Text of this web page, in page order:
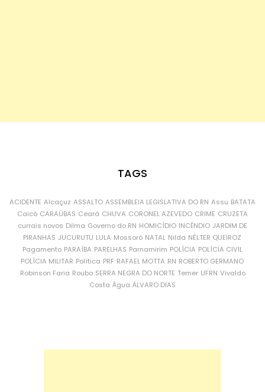
TAGS
ACIDENTE Alcaçuz ASSALTO ASSEMBLEIA LEGISLATIVA DO RN Assu BATATA
Caicó CARAÚBAS Ceará CHUVA CORONEL AZEVEDO CRIME CRUZETA
currais novos Dilma Governo do RN HOMICÍDIO INCÊNDIO JARDIM DE
PIRANHAS JUCURUTU LULA Mossoró NATAL Nilda NÉLTER QUEIROZ
Pagamento PARAÍBA PARELHAS Parnamirim POLÍCIA POLÍCIA CIVIL
POLÍCIA MILITAR Política PRF RAFAEL MOTTA RN ROBERTO GERMANO
Robinson Faria Roubo SERRA NEGRA DO NORTE Temer UFRN Vivaldo
Costa Água ÁLVARO DIAS